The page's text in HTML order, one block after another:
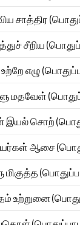
சாத்திர
சீறிய
உற்றே எழு
மதவேள்
இயல் சொற்
ஆசை
மிகுத்த
உற்றுனை